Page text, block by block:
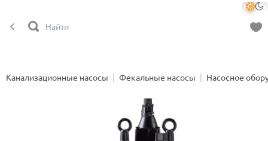
Канализационные насосы Фекальные насосы Насосное